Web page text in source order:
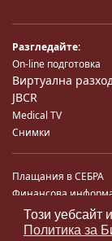
Този уебсайт
Политика за
Разгледайте:
On-line подготовка
Виртуална
JBCR
Medical TV
Снимки
Плащания в СЕБРА
Финансова
Система за
контрол